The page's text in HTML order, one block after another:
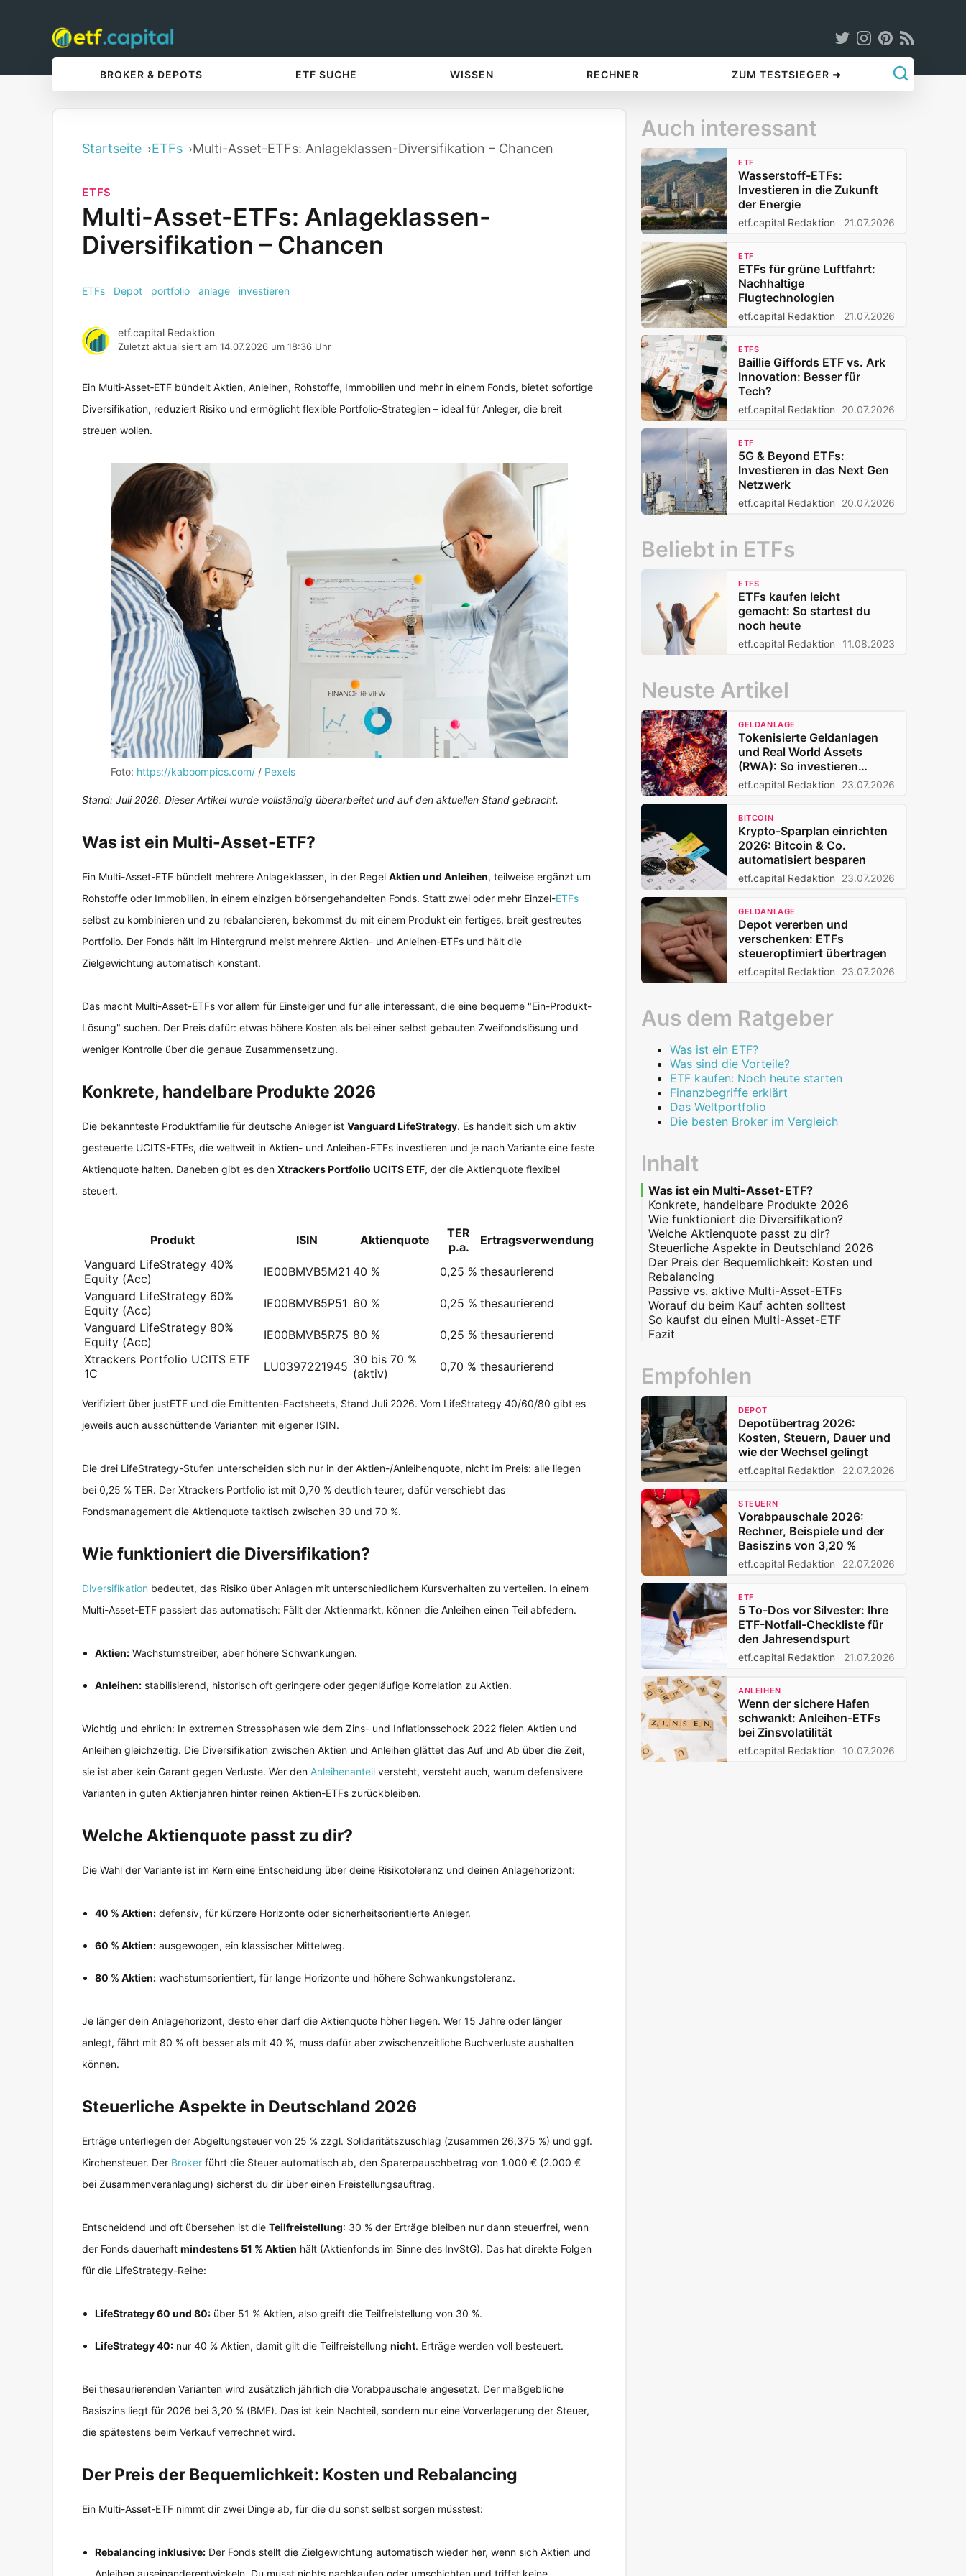
BROKER & DEPOTS ETF SUCHE WISSEN RECHNER ZUM TESTSIEGER ➜
Startseite ETFs Multi-Asset-ETFs: Anlageklassen-Diversifikation – Chancen
ETFS
Multi-Asset-ETFs: Anlageklassen-
Diversifikation – Chancen
ETFs Depot portfolio anlage investieren
etf.capital Redaktion
Zuletzt aktualisiert am 14.07.2026 um 18:36 Uhr
Ein Multi‑Asset‑ETF bündelt Aktien, Anleihen, Rohstoffe, Immobilien und mehr in einem Fonds, bietet sofortige
Diversifikation, reduziert Risiko und ermöglicht flexible Portfolio‑Strategien – ideal für Anleger, die breit
streuen wollen.
Foto: https://kaboompics.com/ / Pexels
Stand: Juli 2026. Dieser Artikel wurde vollständig überarbeitet und auf den aktuellen Stand gebracht.
Was ist ein Multi-Asset-ETF?
Ein Multi-Asset-ETF bündelt mehrere Anlageklassen, in der Regel Aktien und Anleihen, teilweise ergänzt um
Rohstoffe oder Immobilien, in einem einzigen börsengehandelten Fonds. Statt zwei oder mehr Einzel-ETFs
selbst zu kombinieren und zu rebalancieren, bekommst du mit einem Produkt ein fertiges, breit gestreutes
Portfolio. Der Fonds hält im Hintergrund meist mehrere Aktien- und Anleihen-ETFs und hält die
Zielgewichtung automatisch konstant.
Das macht Multi-Asset-ETFs vor allem für Einsteiger und für alle interessant, die eine bequeme "Ein-Produkt-
Lösung" suchen. Der Preis dafür: etwas höhere Kosten als bei einer selbst gebauten Zweifondslösung und
weniger Kontrolle über die genaue Zusammensetzung.
Konkrete, handelbare Produkte 2026
Die bekannteste Produktfamilie für deutsche Anleger ist Vanguard LifeStrategy. Es handelt sich um aktiv
gesteuerte UCITS-ETFs, die weltweit in Aktien- und Anleihen-ETFs investieren und je nach Variante eine feste
Aktienquote halten. Daneben gibt es den Xtrackers Portfolio UCITS ETF, der die Aktienquote flexibel
steuert.
Produkt ISIN Aktienquote
TER
p.a.
Ertragsverwendung
Vanguard LifeStrategy 40%
Equity (Acc)
IE00BMVB5M21 40 % 0,25 % thesaurierend
Vanguard LifeStrategy 60%
Equity (Acc)
IE00BMVB5P51 60 % 0,25 % thesaurierend
Vanguard LifeStrategy 80%
Equity (Acc)
IE00BMVB5R75 80 % 0,25 % thesaurierend
Xtrackers Portfolio UCITS ETF
1C
LU0397221945 30 bis 70 %
(aktiv)
0,70 % thesaurierend
Verifiziert über justETF und die Emittenten-Factsheets, Stand Juli 2026. Vom LifeStrategy 40/60/80 gibt es
jeweils auch ausschüttende Varianten mit eigener ISIN.
Die drei LifeStrategy-Stufen unterscheiden sich nur in der Aktien-/Anleihenquote, nicht im Preis: alle liegen
bei 0,25 % TER. Der Xtrackers Portfolio ist mit 0,70 % deutlich teurer, dafür verschiebt das
Fondsmanagement die Aktienquote taktisch zwischen 30 und 70 %.
Wie funktioniert die Diversifikation?
Diversifikation bedeutet, das Risiko über Anlagen mit unterschiedlichem Kursverhalten zu verteilen. In einem
Multi-Asset-ETF passiert das automatisch: Fällt der Aktienmarkt, können die Anleihen einen Teil abfedern.
Aktien: Wachstumstreiber, aber höhere Schwankungen.
Anleihen: stabilisierend, historisch oft geringere oder gegenläufige Korrelation zu Aktien.
Wichtig und ehrlich: In extremen Stressphasen wie dem Zins- und Inflationsschock 2022 fielen Aktien und
Anleihen gleichzeitig. Die Diversifikation zwischen Aktien und Anleihen glättet das Auf und Ab über die Zeit,
sie ist aber kein Garant gegen Verluste. Wer den Anleihenanteil versteht, versteht auch, warum defensivere
Varianten in guten Aktienjahren hinter reinen Aktien-ETFs zurückbleiben.
Welche Aktienquote passt zu dir?
Die Wahl der Variante ist im Kern eine Entscheidung über deine Risikotoleranz und deinen Anlagehorizont:
40 % Aktien: defensiv, für kürzere Horizonte oder sicherheitsorientierte Anleger.
60 % Aktien: ausgewogen, ein klassischer Mittelweg.
80 % Aktien: wachstumsorientiert, für lange Horizonte und höhere Schwankungstoleranz.
Je länger dein Anlagehorizont, desto eher darf die Aktienquote höher liegen. Wer 15 Jahre oder länger
anlegt, fährt mit 80 % oft besser als mit 40 %, muss dafür aber zwischenzeitliche Buchverluste aushalten
können.
Steuerliche Aspekte in Deutschland 2026
Erträge unterliegen der Abgeltungsteuer von 25 % zzgl. Solidaritätszuschlag (zusammen 26,375 %) und ggf.
Kirchensteuer. Der Broker führt die Steuer automatisch ab, den Sparerpauschbetrag von 1.000 € (2.000 €
bei Zusammenveranlagung) sicherst du dir über einen Freistellungsauftrag.
Entscheidend und oft übersehen ist die Teilfreistellung: 30 % der Erträge bleiben nur dann steuerfrei, wenn
der Fonds dauerhaft mindestens 51 % Aktien hält (Aktienfonds im Sinne des InvStG). Das hat direkte Folgen
für die LifeStrategy-Reihe:
LifeStrategy 60 und 80: über 51 % Aktien, also greift die Teilfreistellung von 30 %.
LifeStrategy 40: nur 40 % Aktien, damit gilt die Teilfreistellung nicht. Erträge werden voll besteuert.
Bei thesaurierenden Varianten wird zusätzlich jährlich die Vorabpauschale angesetzt. Der maßgebliche
Basiszins liegt für 2026 bei 3,20 % (BMF). Das ist kein Nachteil, sondern nur eine Vorverlagerung der Steuer,
die spätestens beim Verkauf verrechnet wird.
Der Preis der Bequemlichkeit: Kosten und Rebalancing
Ein Multi-Asset-ETF nimmt dir zwei Dinge ab, für die du sonst selbst sorgen müsstest:
Rebalancing inklusive: Der Fonds stellt die Zielgewichtung automatisch wieder her, wenn sich Aktien und
Auch interessant
ETF
Wasserstoff-ETFs:
Investieren in die Zukunft
der Energie
etf.capital Redaktion 21.07.2026
ETF
ETFs für grüne Luftfahrt:
Nachhaltige
Flugtechnologien
etf.capital Redaktion 21.07.2026
ETFS
Baillie Giffords ETF vs. Ark
Innovation: Besser für
Tech?
etf.capital Redaktion 20.07.2026
ETF
5G & Beyond ETFs:
Investieren in das Next Gen
Netzwerk
etf.capital Redaktion 20.07.2026
Beliebt in ETFs
ETFS
ETFs kaufen leicht
gemacht: So startest du
noch heute
etf.capital Redaktion 11.08.2023
Neuste Artikel
GELDANLAGE
Tokenisierte Geldanlagen
und Real World Assets
(RWA): So investieren
Privatanleger 2026
etf.capital Redaktion 23.07.2026
BITCOIN
Krypto-Sparplan einrichten
2026: Bitcoin & Co.
automatisiert besparen
etf.capital Redaktion 23.07.2026
GELDANLAGE
Depot vererben und
verschenken: ETFs
steueroptimiert übertragen
etf.capital Redaktion 23.07.2026
Aus dem Ratgeber
Was ist ein ETF?
Was sind die Vorteile?
ETF kaufen: Noch heute starten
Finanzbegriffe erklärt
Das Weltportfolio
Die besten Broker im Vergleich
Inhalt
Was ist ein Multi-Asset-ETF?
Konkrete, handelbare Produkte 2026
Wie funktioniert die Diversifikation?
Welche Aktienquote passt zu dir?
Steuerliche Aspekte in Deutschland 2026
Der Preis der Bequemlichkeit: Kosten und
Rebalancing
Passive vs. aktive Multi-Asset-ETFs
Worauf du beim Kauf achten solltest
So kaufst du einen Multi-Asset-ETF
Fazit
Empfohlen
DEPOT
Depotübertrag 2026:
Kosten, Steuern, Dauer und
wie der Wechsel gelingt
etf.capital Redaktion 22.07.2026
STEUERN
Vorabpauschale 2026:
Rechner, Beispiele und der
Basiszins von 3,20 %
etf.capital Redaktion 22.07.2026
ETF
5 To-Dos vor Silvester: Ihre
ETF-Notfall-Checkliste für
den Jahresendspurt
etf.capital Redaktion 21.07.2026
ANLEIHEN
Wenn der sichere Hafen
schwankt: Anleihen-ETFs
bei Zinsvolatilität
etf.capital Redaktion 10.07.2026